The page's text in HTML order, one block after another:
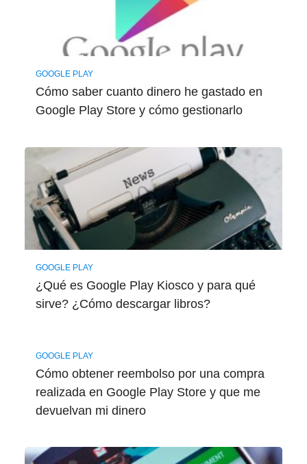
GOOGLE PLAY
Cómo saber cuanto dinero he gastado en
Google Play Store y cómo gestionarlo
GOOGLE PLAY
¿Qué es Google Play Kiosco y para qué
sirve? ¿Cómo descargar libros?
GOOGLE PLAY
Cómo obtener reembolso por una compra
realizada en Google Play Store y que me
devuelvan mi dinero